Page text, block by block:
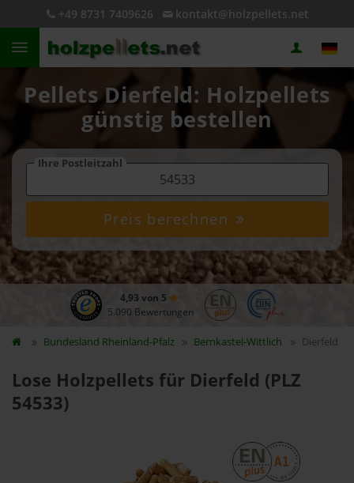
+49 8731 7409626 kontakt@holzpellets.net
Pellets Dierfeld: Holzpellets
günstig bestellen
Ihre Postleitzahl
Preis berechnen
4,93 von 5
5.090 Bewertungen
Bundesland Rheinland-Pfalz Bernkastel-Wittlich Dierfeld
Lose Holzpellets für Dierfeld (PLZ
54533)